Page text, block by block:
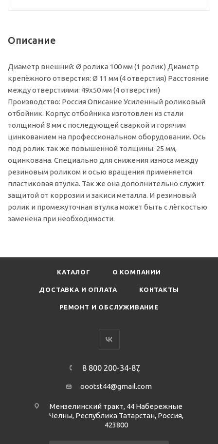
Описание
Диаметр внешний: Ø ролика 100 мм (1 ролик) Диаметр
крепёжного отверстия: Ø 11 мм (4 отверстия) Расстояние
между отверстиями: 49х50 мм (4 отверстия)
Производство: Россия Описание Усиленный роликовый
отбойник. Корпус отбойника изготовлен из стали
толщиной 8 мм с последующей сваркой и горячим
цинкованием на профессиональном оборудовании. Ось
под ролик так же повышенной толщины: 25 мм,
оцинкована. Специально для снижения износа между
резиновым роликом и осью вращения применяется
пластиковая втулка. Так же она дополнительно служит
защитой от коррозии и закиси металла. И резиновый
ролик и промежуточная втулка может быть с лёгкостью
заменена при необходимости.
КАТАЛОГ О КОМПАНИИ
ДОСТАВКА И ОПЛАТА КОНТАКТЫ
РЕМОНТ И ОБСЛУЖИВАНИЕ
8 800 200-34-87
oootst44@gmail.com
Мензелинский тракт, 44 Набережные
Челны, Республика Татарстан, Россия,
423800